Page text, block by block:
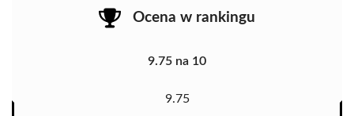
Ocena w rankingu
9.75 na 10
9.75